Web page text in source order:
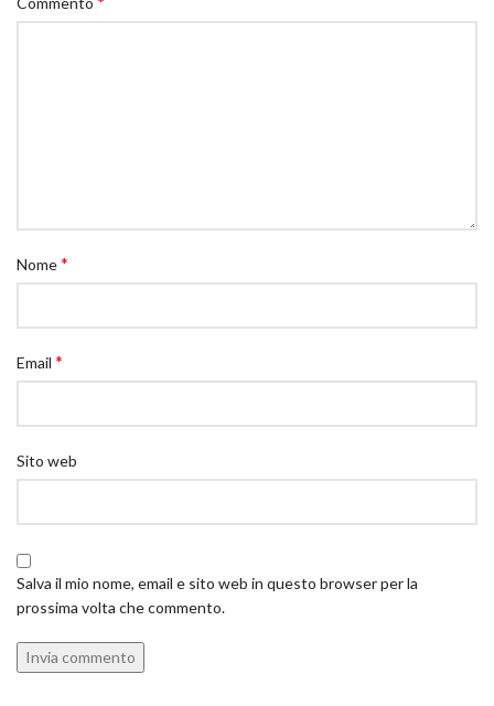
Nome*
Email *
Sito web
Salva il mio nome, email e sito web in questo browser per la
prossima volta che commento.